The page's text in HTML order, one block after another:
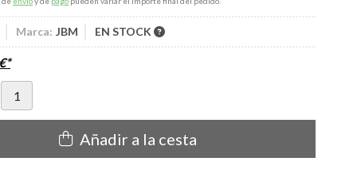
Marca: JBM EN STOCK
*
Añadir a la cesta